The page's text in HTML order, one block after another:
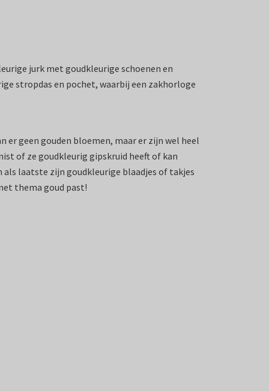
jurk met goudkleurige schoenen en
stropdas en pochet, waarbij een zakhorloge
geen gouden bloemen, maar er zijn wel heel
of ze goudkleurig gipskruid heeft of kan
laatste zijn goudkleurige blaadjes of takjes
thema goud past!